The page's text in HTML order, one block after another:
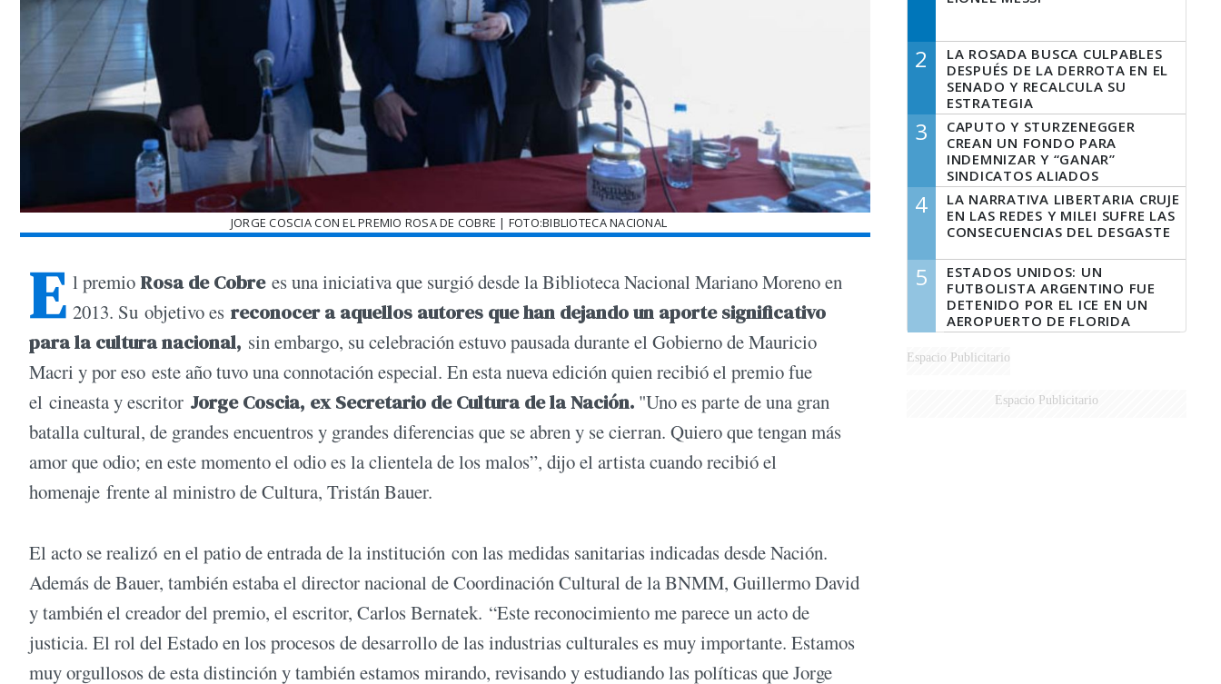
JORGE COSCIA CON EL PREMIO ROSA DE COBRE | FOTO:BIBLIOTECA NACIONAL
E l premio Rosa de Cobrees una iniciativa que surgió desde la Biblioteca Nacional Mariano Moreno en
2013. Su objetivo es reconocer a aquellos autores que han dejando un aporte significativo
para la cultura nacional, sin embargo, su celebración estuvo pausada durante el Gobierno de Mauricio
Macri y por eso este año tuvo una connotación especial. En esta nueva edición quien recibió el premio fue
el cineasta y escritor Jorge Coscia, ex Secretario de Cultura de la Nación. "Uno es parte de una gran
batalla cultural, de grandes encuentros y grandes diferencias que se abren y se cierran. Quiero que tengan más
amor que odio; en este momento el odio es la clientela de los malos”, dijo el artista cuando recibió el
homenaje frente al ministro de Cultura, Tristán Bauer.
El acto se realizó en el patio de entrada de la institución con las medidas sanitarias indicadas desde Nación.
Además de Bauer, también estaba el director nacional de Coordinación Cultural de la BNMM, Guillermo David
y también el creador del premio, el escritor, Carlos Bernatek. “Este reconocimiento me parece un acto de
justicia. El rol del Estado en los procesos de desarrollo de las industrias culturales es muy importante. Estamos
muy orgullosos de esta distinción y también estamos mirando, revisando y estudiando las políticas que Jorge
2
LA ROSADA BUSCA CULPABLES
DESPUÉS DE LA DERROTA EN EL
SENADO Y RECALCULA SU
ESTRATEGIA
3
CAPUTO Y STURZENEGGER
CREAN UN FONDO PARA
INDEMNIZAR Y “GANAR”
SINDICATOS ALIADOS
4
LA NARRATIVA LIBERTARIA CRUJE
EN LAS REDES Y MILEI SUFRE LAS
CONSECUENCIAS DEL DESGASTE
5
ESTADOS UNIDOS: UN
FUTBOLISTA ARGENTINO FUE
DETENIDO POR EL ICE EN UN
AEROPUERTO DE FLORIDA
Espacio Publicitario
Espacio Publicitario